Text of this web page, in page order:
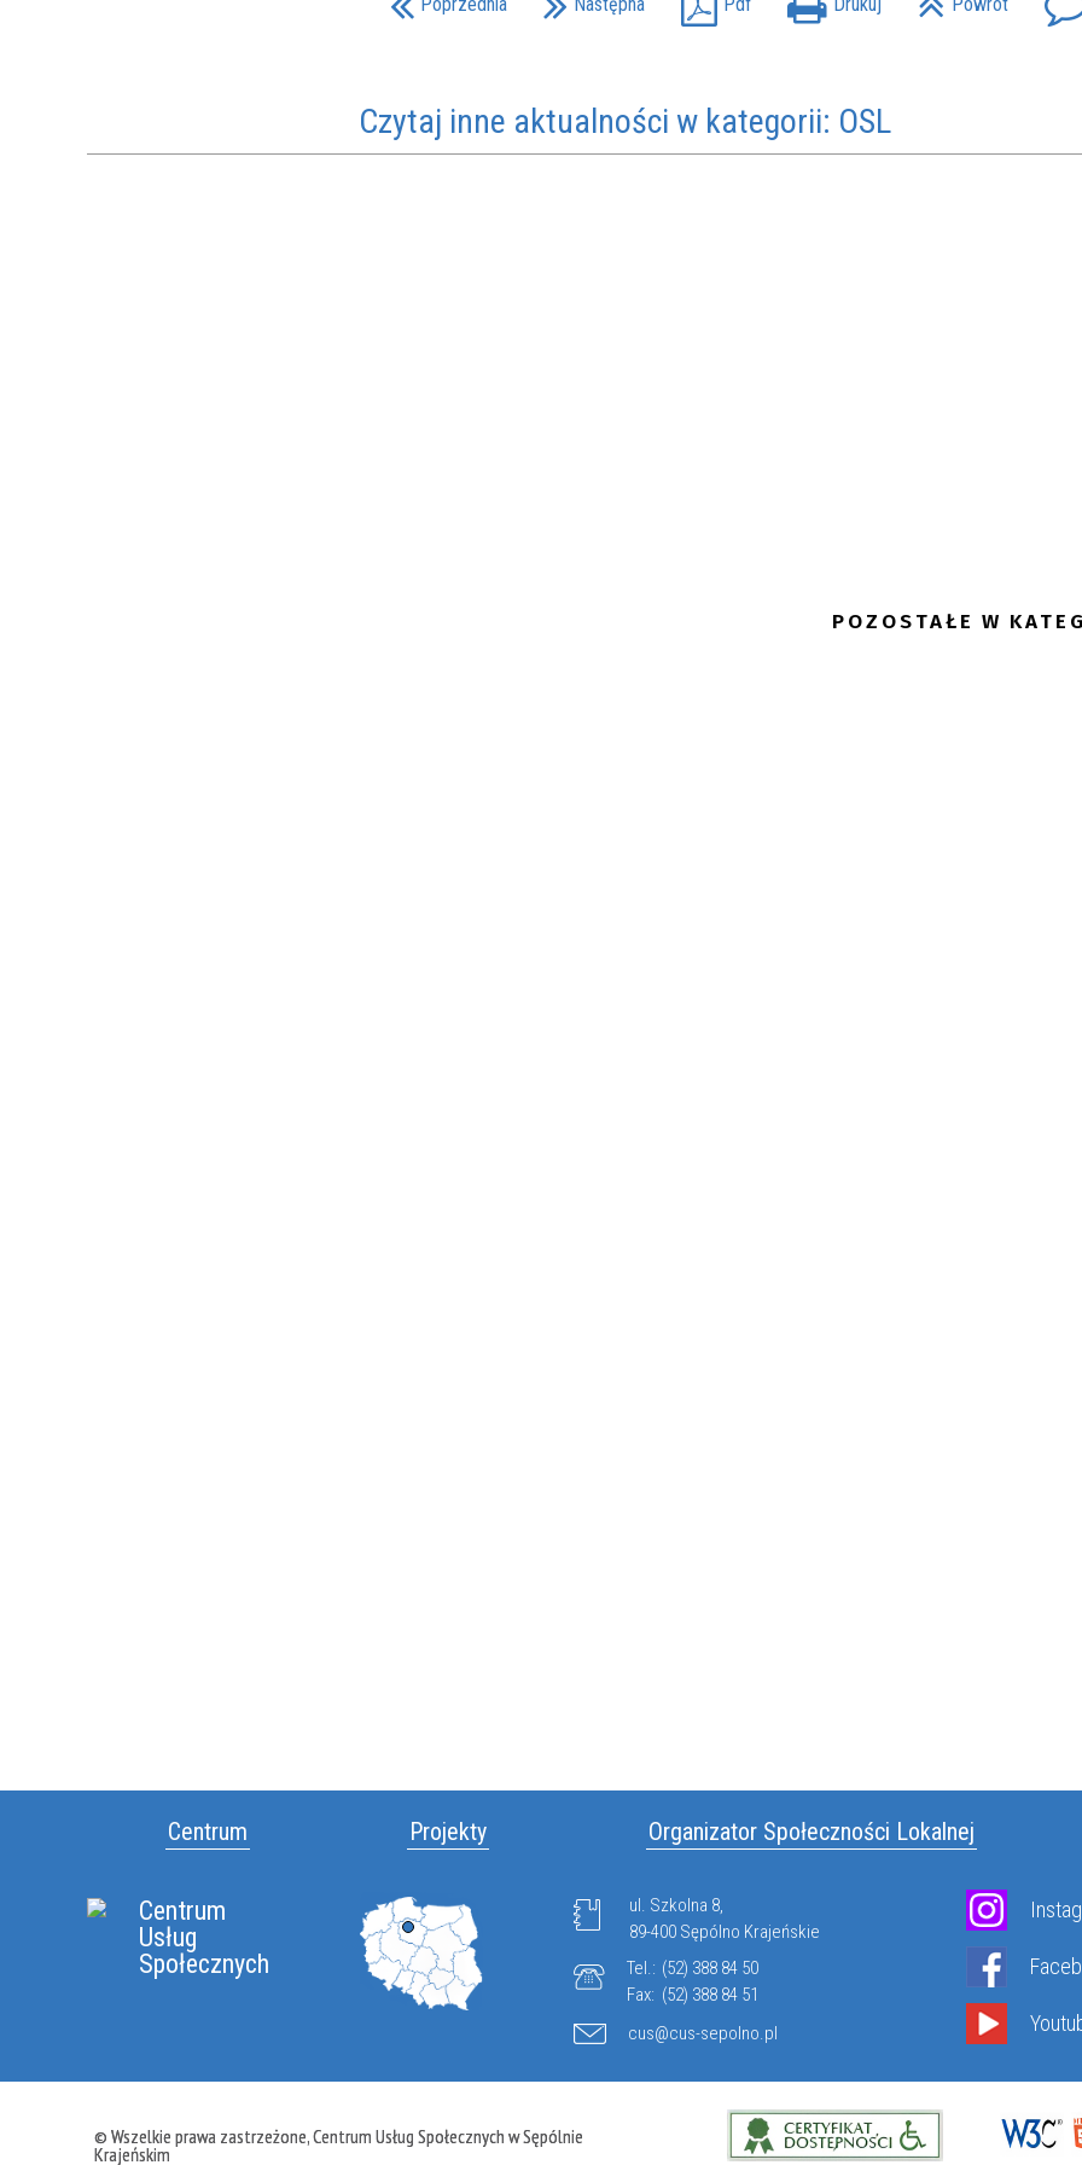
Czytaj inne aktualności w kategorii: OSL
POZOSTAŁE W
Centrum Projekty Organizator Społeczności Lokalnej
Centrum
Usług
Społecznych
ul. Szkolna 8,
89-400 Sępólno Krajeńskie
Tel.: (52) 388 84 50
Fax: (52) 388 84 51
cus@cus-sepolno.pl
© Wszelkie prawa zastrzeżone, Centrum Usług Społecznych w Sępólnie
Krajeńskim